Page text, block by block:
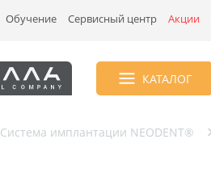
Обучение Сервисный центр Акции
КАТАЛОГ
Система имплантации NEODENT®